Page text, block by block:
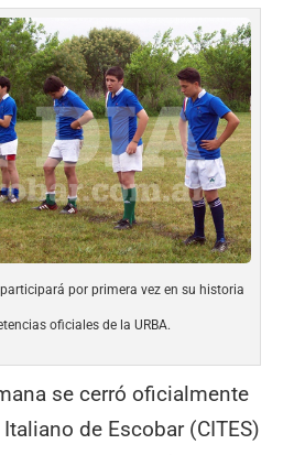
por primera vez en su historia
oficiales de la URBA.
se cerró oficialmente
de Escobar (CITES)